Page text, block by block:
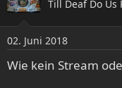
Till Deaf Do Us
02. Juni 2018
Wie kein Stream